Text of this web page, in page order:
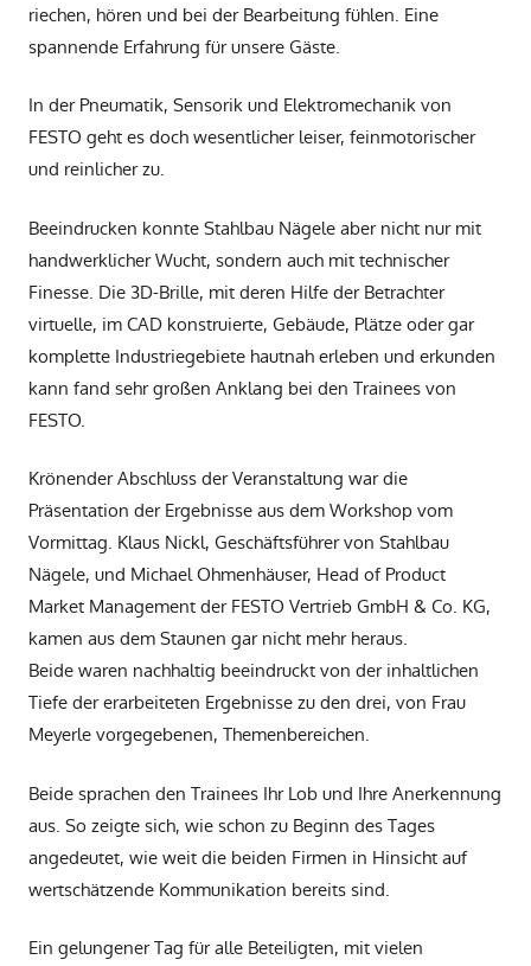
riechen, hören und bei der Bearbeitung fühlen. Eine
spannende Erfahrung für unsere Gäste.
In der Pneumatik, Sensorik und Elektromechanik von
FESTO geht es doch wesentlicher leiser, feinmotorischer
und reinlicher zu.
Beeindrucken konnte Stahlbau Nägele aber nicht nur mit
handwerklicher Wucht, sondern auch mit technischer
Finesse. Die 3D-Brille, mit deren Hilfe der Betrachter
virtuelle, im CAD konstruierte, Gebäude, Plätze oder gar
komplette Industriegebiete hautnah erleben und erkunden
kann fand sehr großen Anklang bei den Trainees von
FESTO.
Krönender Abschluss der Veranstaltung war die
Präsentation der Ergebnisse aus dem Workshop vom
Vormittag. Klaus Nickl, Geschäftsführer von Stahlbau
Nägele, und Michael Ohmenhäuser, Head of Product
Market Management der FESTO Vertrieb GmbH & Co. KG,
kamen aus dem Staunen gar nicht mehr heraus.
Beide waren nachhaltig beeindruckt von der inhaltlichen
Tiefe der erarbeiteten Ergebnisse zu den drei, von Frau
Meyerle vorgegebenen, Themenbereichen.
Beide sprachen den Trainees Ihr Lob und Ihre Anerkennung
aus. So zeigte sich, wie schon zu Beginn des Tages
angedeutet, wie weit die beiden Firmen in Hinsicht auf
wertschätzende Kommunikation bereits sind.
Ein gelungener Tag für alle Beteiligten, mit vielen